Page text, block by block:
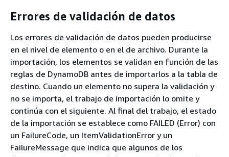
Errores de validación de datos
Los errores de validación de datos pueden producirse
en el nivel de elemento o en el de archivo. Durante la
importación, los elementos se validan en función de las
reglas de DynamoDB antes de importarlos a la tabla de
destino. Cuando un elemento no supera la validación y
no se importa, el trabajo de importación lo omite y
continúa con el siguiente. Al final del trabajo, el estado
de la importación se establece como FAILED (Error) con
un FailureCode, un ItemValidationError y un
FailureMessage que indica que algunos de los